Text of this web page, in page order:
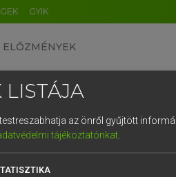
GYIK
ELŐZMÉNYEK
szótár
LISTÁJA
az önről gyűjtött
tájékoztatónkat.
DE CN FR ES IT NL
1 2 3 4 5